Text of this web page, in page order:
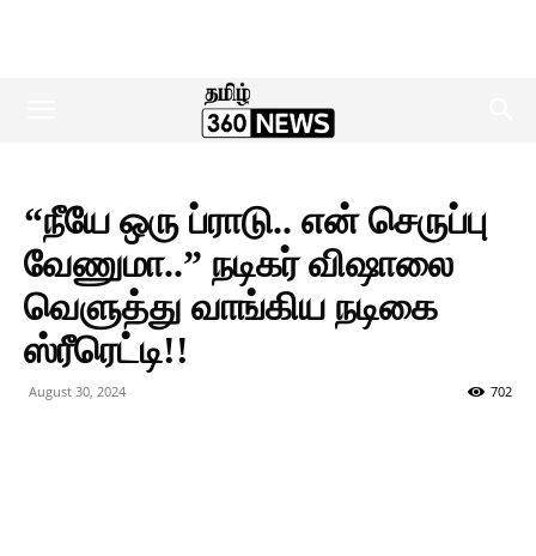
“நீயே ஒரு ப்ராடு.. என் செருப்பு
வேணுமா..” நடிகர் விஷாலை
வெளுத்து வாங்கிய நடிகை
ஸ்ரீரெட்டி!!
August 30, 2024 702